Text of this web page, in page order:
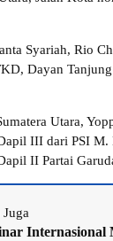
Syariah, Rio
Dayan
Utara,
III dari PSI
II Partai
Juga
Internasional